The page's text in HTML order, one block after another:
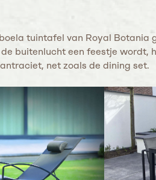
tuintafel van Royal Botania
buitenlucht een feestje wordt,
net zoals de dining set.